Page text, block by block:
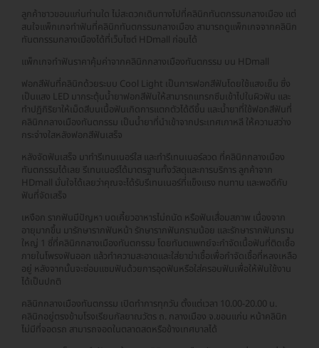
ลูกค้าชาวขอนแก่นท่านใด ไม่สะดวกเดินทางไปที่คลินิกทันตกรรมกลางเมือง แต่
สนใจแพ็กเกจทำฟันที่คลินิกทันตกรรมกลางเมือง สามารถดูแพ็กเกจจากคลินิก
ทันตกรรมกลางเมืองได้ที่เว็บไซต์ HDmall ก่อนได้
แพ็กเกจทำฟันราคาคุ้มค่าจากคลินิกกลางเมืองทันตกรรม บน HDmall
ฟอกสีฟันที่คลินิกด้วยระบบ Cool Light เป็นการฟอกสีฟันโดยใช้แสงเย็น ซึ่ง
เป็นแสง LED มากระตุ้นน้ำยาฟอกสีฟันให้สามารถแทรกซึมเข้าไปในผิวฟัน และ
ทำปฏิกิริยาให้เม็ดสีบนเนื้อฟันเกิดการแตกตัวได้ดีขึ้น และน้ำยาที่ใช้ฟอกสีฟันที่
คลินิกกลางเมืองทันตกรรม เป็นน้ำยาที่นำเข้าจากประเทศเกาหลี ให้ความสว่าง
กระจ่างใสหลังฟอกสีฟันเสร็จ
หลังจัดฟันเสร็จ มาทำรีเทนเนอร์ใส และทำรีเทนเนอร์ลวด ที่คลินิกกลางเมือง
ทันตกรรมได้เลย รีเทนเนอร์ได้มาตรฐานทั้งวัสดุและการบริการ ลูกค้าจาก
HDmall มั่นใจได้เลยว่าคุณจะได้รับรีเทนเนอร์ที่แข็งแรง ทนทาน และพอดีกับ
ฟันที่จัดเสร็จ
เหงือก รากฟันมีปัญหา บดเคี้ยวอาหารไม่ถนัด หรือฟันเสื่อมสภาพ เนื่องจาก
อายุมากขึ้น มารักษารากฟันหน้า รักษารากฟันกรามน้อย และรักษารากฟันกราม
ใหญ่ 1 ซี่ที่คลินิกกลางเมืองทันตกรรม โดยทันตแพทย์จะกำจัดเนื้อฟันที่ติดเชื้อ
ภายในโพรงฟันออก แล้วทำความสะอาดและใส่ยาฆ่าเชื้อเพื่อกำจัดเชื้อที่หลงเหลือ
อยู่ หลังจากนั้นจะซ่อมแซมฟันด้วยการอุดฟันหรือใส่ครอบฟันเพื่อให้ฟันใช้งาน
ได้เป็นปกติ
คลินิกกลางเมืองทันตกรรม เปิดทำการทุกวัน ตั้งแต่เวลา 10.00-20.00 น.
คลินิกอยู่ตรงข้ามโรงเรียนกัลยาณวัตร ถ. กลางเมือง จ.ขอนแก่น หน้าคลินิก
ไม่มีที่จอดรถ สามารถจอดในตลาดสดหรือข้างเทศบาลได้